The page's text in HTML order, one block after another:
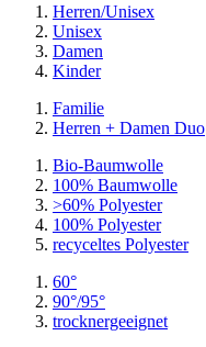
Herren/Unisex
Unisex
Damen
Kinder
Familie
Herren + Damen Duo
Bio-Baumwolle
100% Baumwolle
>60% Polyester
100% Polyester
recyceltes Polyester
60°
90°/95°
trocknergeeignet